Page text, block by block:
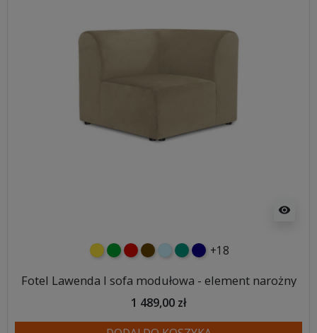
visibility
żółtyzielonyczerwony
czekoladowy
błękitnyturkusowy
granatowy
+18
Fotel Lawenda I sofa modułowa - element narożny
1 489,00 zł